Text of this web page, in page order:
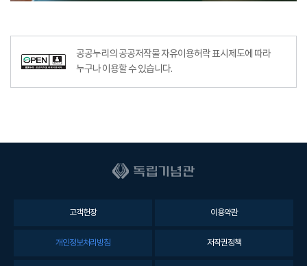
공공누리의 공공저작물 자유이용허락 표시제도에 따라
누구나 이용할 수 있습니다.
고객헌장 이용약관
개인정보처리방침 저작권정책